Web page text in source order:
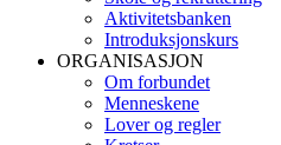
Aktivitetsbanken
Introduksjonskurs
ORGANISASJON
Om forbundet
Menneskene
Lover og regler